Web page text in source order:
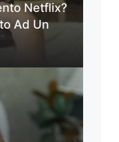
Netflix?
Ad Un